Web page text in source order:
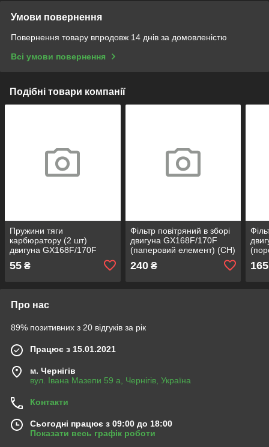
Умови повернення
Повернення товару впродовж 14 днів за домовленістю
Всі умови повернення
Подібні товари компанії
Пружини тяги
карбюратору (2 шт)
двигуна GX168F/170F
55 ₴
Фільтр повітряний в зборі
двигуна GX168F/170F
(паперовий елемент) (СН)
240₴ 165
Про нас
89% позитивних з 20 відгуків за рік
Працює з 15.01.2021
м. Чернігів
вул. Івана Мазепи 59 а, Чернігів, Україна
Контакти
Сьогодні працює з 09:00 до 18:00
Показати весь графік роботи